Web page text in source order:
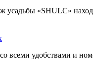
усадьбы «SHULC»
всеми удобствами и